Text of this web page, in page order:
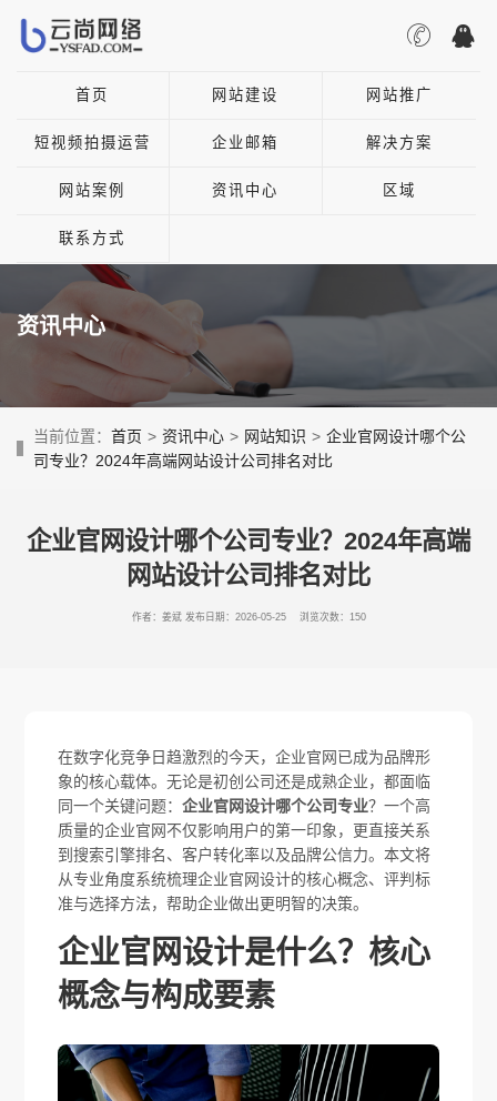
首页 网站建设 网站推广
短视频拍摄运营 企业邮箱 解决方案
网站案例 资讯中心 区域
联系方式
资讯中心
当前位置： 首页 > 资讯中心 > 网站知识 > 企业官网设计哪个公
司专业？2024年高端网站设计公司排名对比
企业官网设计哪个公司专业？2024年高端
网站设计公司排名对比
作者：姜斌 发布日期：2026-05-25 浏览次数：150
在数字化竞争日趋激烈的今天，企业官网已成为品牌形
象的核心载体。无论是初创公司还是成熟企业，都面临
同一个关键问题：企业官网设计哪个公司专业？一个高
质量的企业官网不仅影响用户的第一印象，更直接关系
到搜索引擎排名、客户转化率以及品牌公信力。本文将
从专业角度系统梳理企业官网设计的核心概念、评判标
准与选择方法，帮助企业做出更明智的决策。
企业官网设计是什么？核心
概念与构成要素